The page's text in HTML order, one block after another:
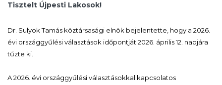
Tisztelt Újpesti Lakosok!
Dr. Sulyok Tamás köztársasági elnök bejelentette, hogy a 2026.
évi országgyűlési választások időpontját 2026. április 12. napjára
tűzte ki.
A 2026. évi országgyűlési választásokkal kapcsolatos